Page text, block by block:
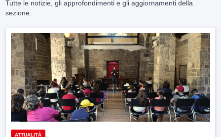
Tutte le notizie, gli approfondimenti e gli aggiornamenti della
sezione.
ATTUALITÀ